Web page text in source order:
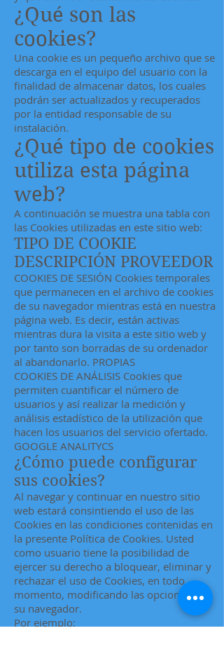
¿Qué son las
cookies?
Una cookie es un pequeño archivo que se
descarga en el equipo del usuario con la
finalidad de almacenar datos, los cuales
podrán ser actualizados y recuperados
por la entidad responsable de su
instalación.
¿Qué tipo de cookies
utiliza esta página
web?
A continuación se muestra una tabla con
las Cookies utilizadas en este sitio web:
TIPO DE COOKIE
DESCRIPCIÓN PROVEEDOR
COOKIES DE SESIÓN Cookies temporales
que permanecen en el archivo de cookies
de su navegador mientras está en nuestra
página web. Es decir, están activas
mientras dura la visita a este sitio web y
por tanto son borradas de su ordenador
al abandonarlo. PROPIAS
COOKIES DE ANÁLISIS Cookies que
permiten cuantificar el número de
usuarios y así realizar la medición y
análisis estadístico de la utilización que
hacen los usuarios del servicio ofertado.
GOOGLE ANALITYCS
¿Cómo puede configurar
sus cookies?
Al navegar y continuar en nuestro sitio
web estará consintiendo el uso de las
Cookies en las condiciones contenidas en
la presente Política de Cookies. Usted
como usuario tiene la posibilidad de
ejercer su derecho a bloquear, eliminar y
rechazar el uso de Cookies, en todo
momento, modificando las opciones de
su navegador.
Por ejemplo: